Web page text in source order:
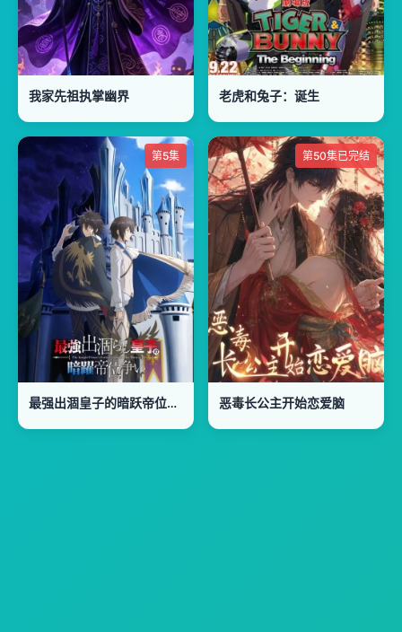
我家先祖执掌幽界 老虎和兔子：诞生
第5集
最强出涸皇子的暗跃帝位争夺最強出涸
第50集已完结
恶毒长公主开始恋爱脑